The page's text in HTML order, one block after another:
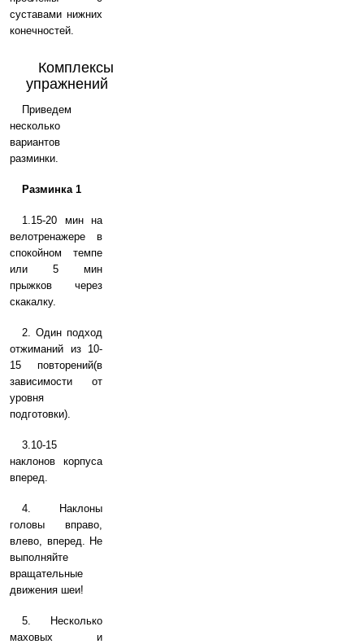
суставами нижних
конечностей.
Комплексы
упражнений
Приведем
несколько
вариантов
разминки.
Разминка 1
1.15-20 мин на
велотренажере в
спокойном темпе
или 5 мин
прыжков через
скакалку.
2. Один подход
отжиманий из 10-
15 повторений(в
зависимости от
уровня
подготовки).
3.10-15
наклонов корпуса
вперед.
4. Наклоны
головы вправо,
влево, вперед. Не
выполняйте
вращательные
движения шеи!
5. Несколько
маховых и